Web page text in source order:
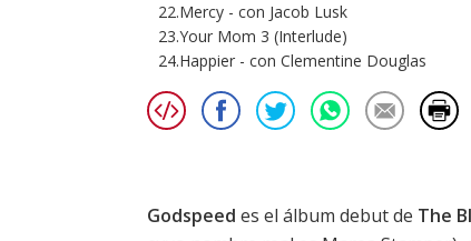
22.Mercy - con Jacob Lusk
23.Your Mom 3 (Interlude)
24.Happier - con Clementine Douglas
Godspeed es el álbum debut de The